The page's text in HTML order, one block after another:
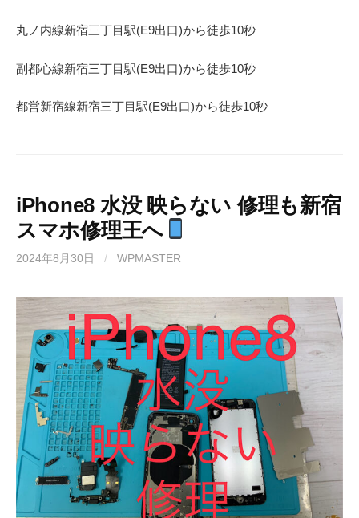
丸ノ内線新宿三丁目駅(E9出口)から徒歩10秒
副都心線新宿三丁目駅(E9出口)から徒歩10秒
都営新宿線新宿三丁目駅(E9出口)から徒歩10秒
iPhone8 水没 映らない 修理も新宿
スマホ修理王へ
2024年8月30日 / WPMASTER